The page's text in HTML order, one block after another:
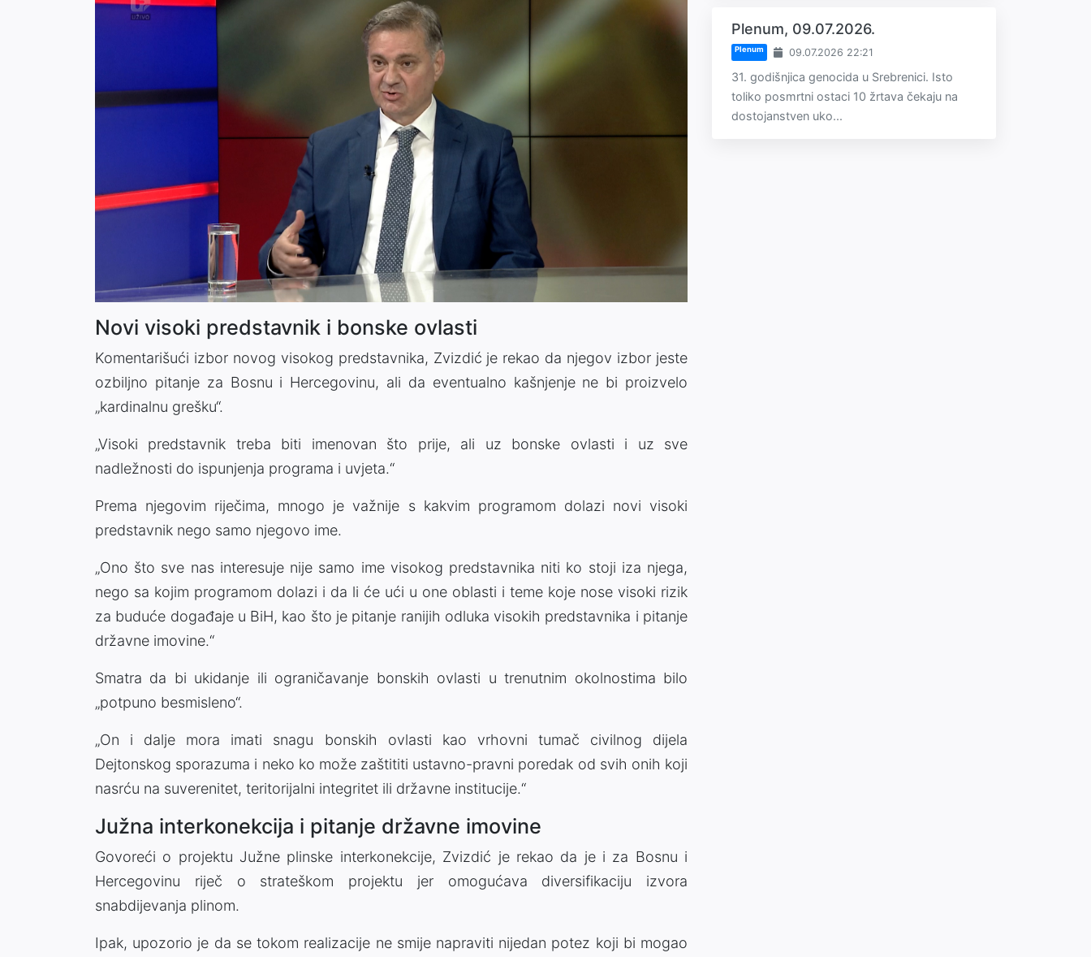
Novi visoki predstavnik i bonske ovlasti
Komentarišući izbor novog visokog predstavnika, Zvizdić je rekao da njegov izbor jeste
ozbiljno pitanje za Bosnu i Hercegovinu, ali da eventualno kašnjenje ne bi proizvelo
„kardinalnu grešku“.
„Visoki predstavnik treba biti imenovan što prije, ali uz bonske ovlasti i uz sve
nadležnosti do ispunjenja programa i uvjeta.“
Prema njegovim riječima, mnogo je važnije s kakvim programom dolazi novi visoki
predstavnik nego samo njegovo ime.
„Ono što sve nas interesuje nije samo ime visokog predstavnika niti ko stoji iza njega,
nego sa kojim programom dolazi i da li će ući u one oblasti i teme koje nose visoki rizik
za buduće događaje u BiH, kao što je pitanje ranijih odluka visokih predstavnika i pitanje
državne imovine.“
Smatra da bi ukidanje ili ograničavanje bonskih ovlasti u trenutnim okolnostima bilo
„potpuno besmisleno“.
„On i dalje mora imati snagu bonskih ovlasti kao vrhovni tumač civilnog dijela
Dejtonskog sporazuma i neko ko može zaštititi ustavno-pravni poredak od svih onih koji
nasrću na suverenitet, teritorijalni integritet ili državne institucije.“
Južna interkonekcija i pitanje državne imovine
Govoreći o projektu Južne plinske interkonekcije, Zvizdić je rekao da je i za Bosnu i
Hercegovinu riječ o strateškom projektu jer omogućava diversifikaciju izvora
snabdijevanja plinom.
Ipak, upozorio je da se tokom realizacije ne smije napraviti nijedan potez koji bi mogao
Plenum, 09.07.2026.
Plenum 09.07.2026 22:21
31. godišnjica genocida u Srebrenici. Isto
toliko posmrtni ostaci 10 žrtava čekaju na
dostojanstven uko...